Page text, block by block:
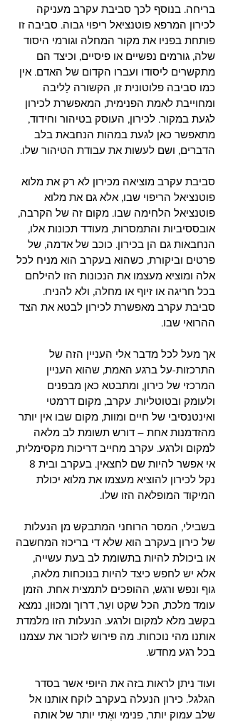
בריחה. בנוסף לכך סביבת עקרב מעניקה
לכירון המרפא פוטנציאל ריפוי גבוה. סביבה זו
פותחת בפניו את מקור המחלה וגורמי היסוד
שלה, גורמים נפשיים או פיסיים, וכיצד הם
מתקשרים ליסודו ועברו הקדום של האדם. אין
כמו סביבה פלוטונית זו, הקשורה לַליבה
ומחוייבת לאמת הפנימית, המאפשרת לכירון
לגעת במקור. לכירון, העוסק בטיהור וחידוד,
מתאפשר כאן לגעת במהות הנחבאת בלב
הדברים, ושם לעשות את עבודת הטיהור שלו.
סביבת עקרב מוציאה מכירון לא רק את מלוא
פוטנציאל הריפוי שבו, אלא גם את מלוא
פוטנציאל הלחימה שבו. מקום זה של הקרבה,
אובססיביות והתמסרות, מעודד תכונות אלו,
הנחבאות גם הן בכירון. כוכב של אדמה, של
פרטים וביקורת, כשהוא בעקרב הוא מניח לכל
אלה ומוציא מעצמו את הנכונות הזו להילחם
בכל חריגה או זיוף או מחלה, ולא להניח.
סביבת עקרב מאפשרת לכירון לבטא את הצד
ההרואי שבו.
אך מעל לכל מדבר אלי העניין הזה של
התרכזות-על ברגע האמת, שהוא העניין
המרכזי של כירון, ומתבטא כאן מבפנים
ולעומק ובטוטליות. עקרב, מקום דרמטי
ואינטנסיבי של חיים ומוות, מקום שבו אין יותר
מהזדמנות אחת – דורש תשומת לב מלאה
למקום ולרגע. עקרב מחייב דריכות מקסימלית,
נקל לכירון להוציא מעצמו את מלוא יכולת
המיקוד המופלאה הזו שלו.
בשבילי, המסר הרוחני המתבקש מן הנעלות
של כירון בעקרב הוא שלא די בריכוז המחשבה
או ביכולת להיות בתשומת לב בעת עשייה,
אלא יש לחפש כיצד להיות בנוכחות מלאה,
גוף ונפש ורגש, ההופכים לתמצית אחת. הזמן
עומד מלכת, הכל שקט ועֵר, דרוך ומכוּון, נמצא
בקשב מלא למקום ולרגע. הנעלות הזו מלמדת
אותנו מהי נוכחות. מה פירוש לזכור את עצמנו
בכל רגע מחדש.
ועוד ניתן לראות בזה את היופי אשר בסדר
הגלגל. כירון הנעלה בעקרב לוקח אותנו אל
שלב עמוק יותר, פנימי ואֶתי יותר של אותה